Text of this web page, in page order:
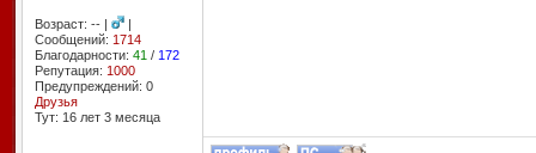
Возраст: -- |
|
Сообщений: 1714
Благодарности: 41 / 172
Репутация: 1000
Предупреждений: 0
Друзья
Тут: 16 лет 3 месяцa